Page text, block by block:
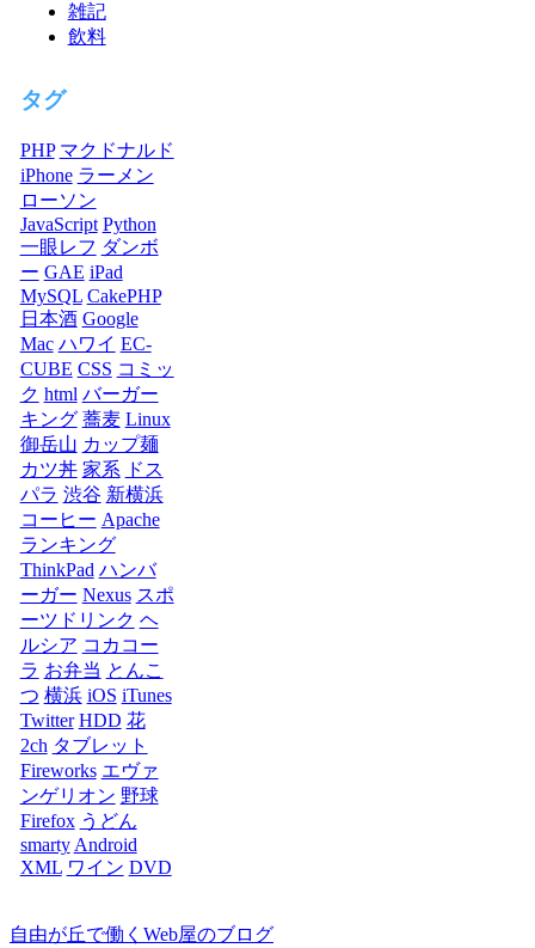
雑記
飲料
タグ
PHP マクドナルド
iPhone ラーメン
ローソン
JavaScript Python
一眼レフ ダンボ
ー GAE iPad
MySQL CakePHP
日本酒 Google
Mac ハワイ EC-
CUBE CSS コミッ
ク html バーガー
キング 蕎麦 Linux
御岳山 カップ麺
カツ丼 家系 ドス
パラ 渋谷 新横浜
コーヒー Apache
ランキング
ThinkPad ハンバ
ーガー Nexus スポ
ーツドリンク ヘ
ルシア コカコー
ラ お弁当 とんこ
つ 横浜 iOS iTunes
Twitter HDD 花
2ch タブレット
Fireworks エヴァ
ンゲリオン 野球
Firefox うどん
smarty Android
XML ワイン DVD
自由が丘で働くWeb屋のブログ